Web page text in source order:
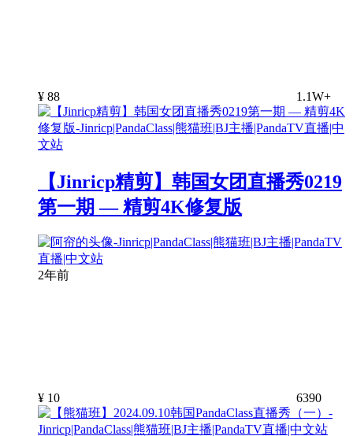
¥ 88 1.1W+
【Jinricp精剪】韩国女团直播秀0219
第一期 — 精剪4K修复版
2年前
¥ 10 6390